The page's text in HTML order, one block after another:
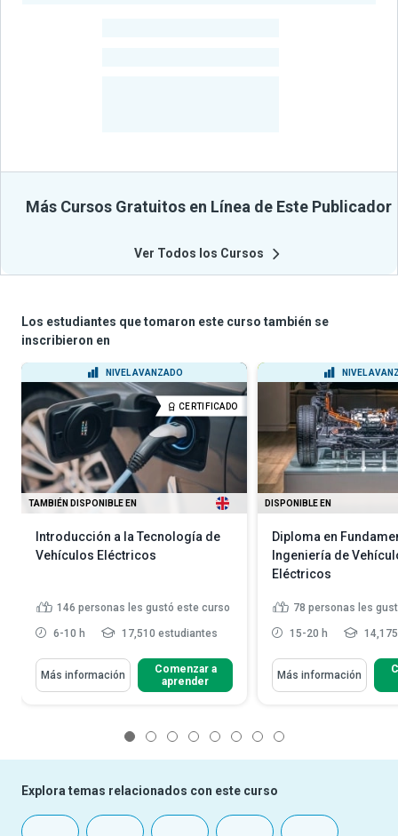
Más Cursos Gratuitos en Línea de Este Publicador
Ver Todos los Cursos
Los estudiantes que tomaron este curso también se
inscribieron en
NIVEL AVANZADO
CERTIFICADO
TAMBIÉN DISPONIBLE EN
Introducción a la Tecnología de
Vehículos Eléctricos
146 personas les gustó este curso
6-10 h 17,510 estudiantes
Más información
Comenzar a
aprender
NIVEL
DISPONIBLE EN
Diploma en
Ingeniería de
Eléctricos
78 personas les
15-20 h
Más información
Explora temas relacionados con este curso